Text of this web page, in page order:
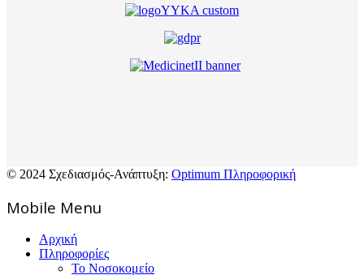
© 2024 Σχεδιασμός-Ανάπτυξη: Optimum Πληροφορική
Mοbile Menu
Αρχική
Πληροφορίες
Το Νοσοκομείο